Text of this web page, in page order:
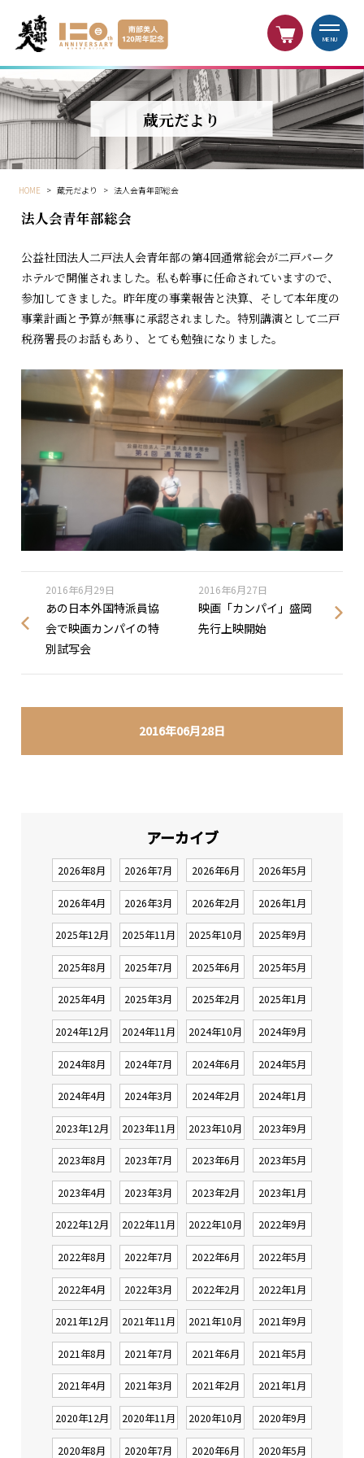
MENU
蔵元だより
HOME > 蔵元だより > 法人会青年部総会
2016年06月28日
法人会青年部総会
公益社団法人二戸法人会青年部の第4回通常総会が二戸パーク
ホテルで開催されました。私も幹事に任命されていますので、
参加してきました。昨年度の事業報告と決算、そして本年度の
事業計画と予算が無事に承認されました。特別講演として二戸
税務署長のお話もあり、とても勉強になりました。
2016年6月29日
あの日本外国特派員協
会で映画カンパイの特
別試写会
2016年6月27日
映画「カンパイ」盛岡
先行上映開始
アーカイブ
2026年8月 2026年7月 2026年6月 2026年5月
2026年4月 2026年3月 2026年2月 2026年1月
2025年12月 2025年11月 2025年10月 2025年9月
2025年8月 2025年7月 2025年6月 2025年5月
2025年4月 2025年3月 2025年2月 2025年1月
2024年12月 2024年11月 2024年10月 2024年9月
2024年8月 2024年7月 2024年6月 2024年5月
2024年4月 2024年3月 2024年2月 2024年1月
2023年12月 2023年11月 2023年10月 2023年9月
2023年8月 2023年7月 2023年6月 2023年5月
2023年4月 2023年3月 2023年2月 2023年1月
2022年12月 2022年11月 2022年10月 2022年9月
2022年8月 2022年7月 2022年6月 2022年5月
2022年4月 2022年3月 2022年2月 2022年1月
2021年12月 2021年11月 2021年10月 2021年9月
2021年8月 2021年7月 2021年6月 2021年5月
2021年4月 2021年3月 2021年2月 2021年1月
2020年12月 2020年11月 2020年10月 2020年9月
2020年8月 2020年7月 2020年6月 2020年5月